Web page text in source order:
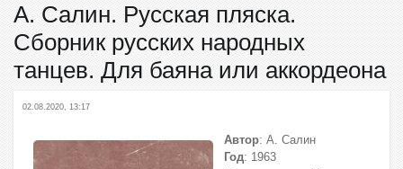
А. Салин. Русская пляска.
Сборник русских народных
танцев. Для баяна или аккордеона
02.08.2020, 13:17
Автор: А. Салин
Год: 1963